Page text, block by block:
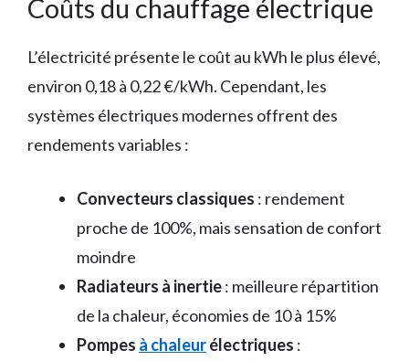
Coûts du chauffage électrique
L’électricité présente le coût au kWh le plus élevé,
environ 0,18 à 0,22 €/kWh. Cependant, les
systèmes électriques modernes offrent des
rendements variables :
Convecteurs classiques : rendement
proche de 100%, mais sensation de confort
moindre
Radiateurs à inertie: meilleure répartition
de la chaleur, économies de 10 à 15%
Pompes à chaleurélectriques :